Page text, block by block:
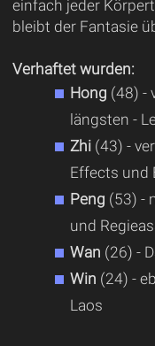
einfach jeder
bleibt der Fantasie
Verhaftet wurden:
Hong (48) -
längsten -
Zhi(43) -
Effects und
Peng (53) -
und
Wan (26) -
Win (24) -
Laos